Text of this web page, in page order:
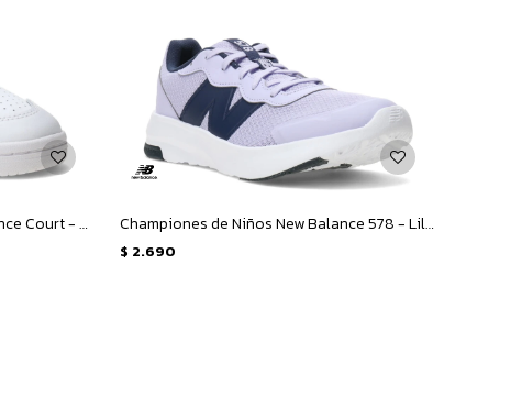
Championes de Mujer New Balance Court - Blanco - Plata Championes de Niños New Balance 578 - Lila - Azul Marino
$ 2.690